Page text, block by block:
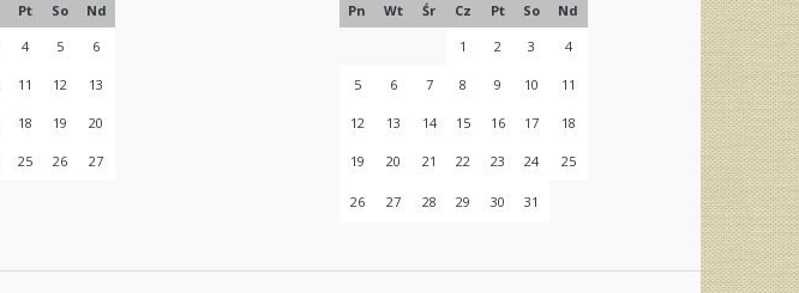
Pt So
Nd
4 5 6
11 12 13
18 19 20
25 26 27
Pn Wt Śr Cz Pt So
Nd
1
2 3 4
5 6 7 8 9 10 11
12 13 14 15 16 17 18
19 20 21 22 23 24 25
26 27 28 29 30 31